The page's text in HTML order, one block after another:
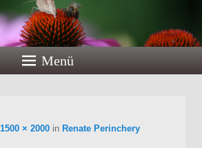
Menü
1500 × 2000 in Renate Perinchery